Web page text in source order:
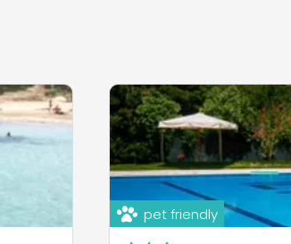
pet friendly